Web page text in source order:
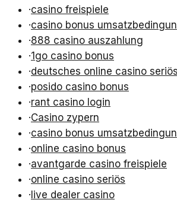
·casino freispiele
·casino bonus
·888 casino auszahlung
·1go casino bonus
·deutsches online casino seriös
·posido casino bonus
·rant casino login
·Casino zypern
·casino bonus
·online casino bonus
·avantgarde casino freispiele
·online casino seriös
·live dealer casino